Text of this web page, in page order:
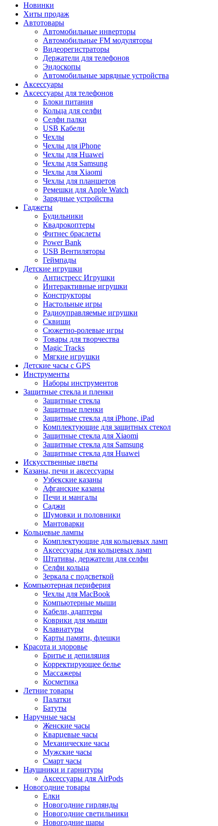
Новинки
Хиты продаж
Автотовары
Автомобильные инверторы
Автомобильные FM модуляторы
Видеорегистраторы
Держатели для телефонов
Эндоскопы
Автомобильные зарядные устройства
Аксессуары
Аксессуары для телефонов
Блоки питания
Кольца для селфи
Селфи палки
USB Кабели
Чехлы
Чехлы для iPhone
Чехлы для Huawei
Чехлы для Samsung
Чехлы для Xiaomi
Чехлы для планшетов
Ремешки для Apple Watch
Зарядные устройства
Гаджеты
Будильники
Квадрокоптеры
Фитнес браслеты
Power Bank
USB Вентиляторы
Геймпады
Детские игрушки
Антистресс Игрушки
Интерактивные игрушки
Конструкторы
Настольные игры
Радиоуправляемые игрушки
Сквиши
Сюжетно-ролевые игры
Товары для творчества
Magic Tracks
Мягкие игрушки
Детские часы с GPS
Инструменты
Наборы инструментов
Защитные стекла и пленки
Защитные стекла
Защитные пленки
Защитные стекла для iPhone, iPad
Комплектующие для защитных стекол
Защитные стекла для Xiaomi
Защитные стекла для Samsung
Защитные стекла для Huawei
Искусственные цветы
Казаны, печи и аксессуары
Узбекские казаны
Афганские казаны
Печи и мангалы
Саджи
Шумовки и половники
Мантоварки
Кольцевые лампы
Комплектующие для кольцевых ламп
Аксессуары для кольцевых ламп
Штативы, держатели для селфи
Селфи кольца
Зеркала с подсветкой
Компьютерная периферия
Чехлы для MacBook
Компьютерные мыши
Кабели, адаптеры
Коврики для мыши
Клавиатуры
Карты памяти, флешки
Красота и здоровье
Бритье и депиляция
Корректирующее белье
Массажеры
Косметика
Летние товары
Палатки
Батуты
Наручные часы
Женские часы
Кварцевые часы
Механические часы
Мужские часы
Смарт часы
Наушники и гарнитуры
Аксессуары для AirPods
Новогодние товары
Елки
Новогодние гирлянды
Новогодние светильники
Новогодние шары